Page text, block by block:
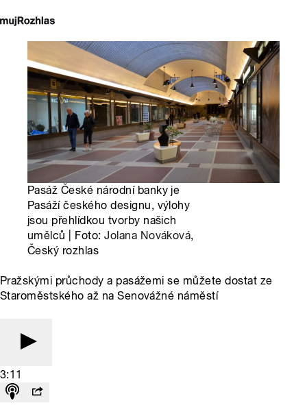
Pasáž České národní banky je
Pasáží českého designu, výlohy
jsou přehlídkou tvorby našich
umělců | Foto:Jolana Nováková,
Český rozhlas
Pražskými průchody a pasážemi se můžete dostat ze
Staroměstského až na Senovážné náměstí
3:11